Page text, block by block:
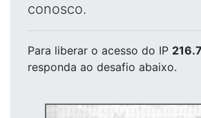
conosco.
Para liberar o acesso do IP
responda ao desafio abaixo.